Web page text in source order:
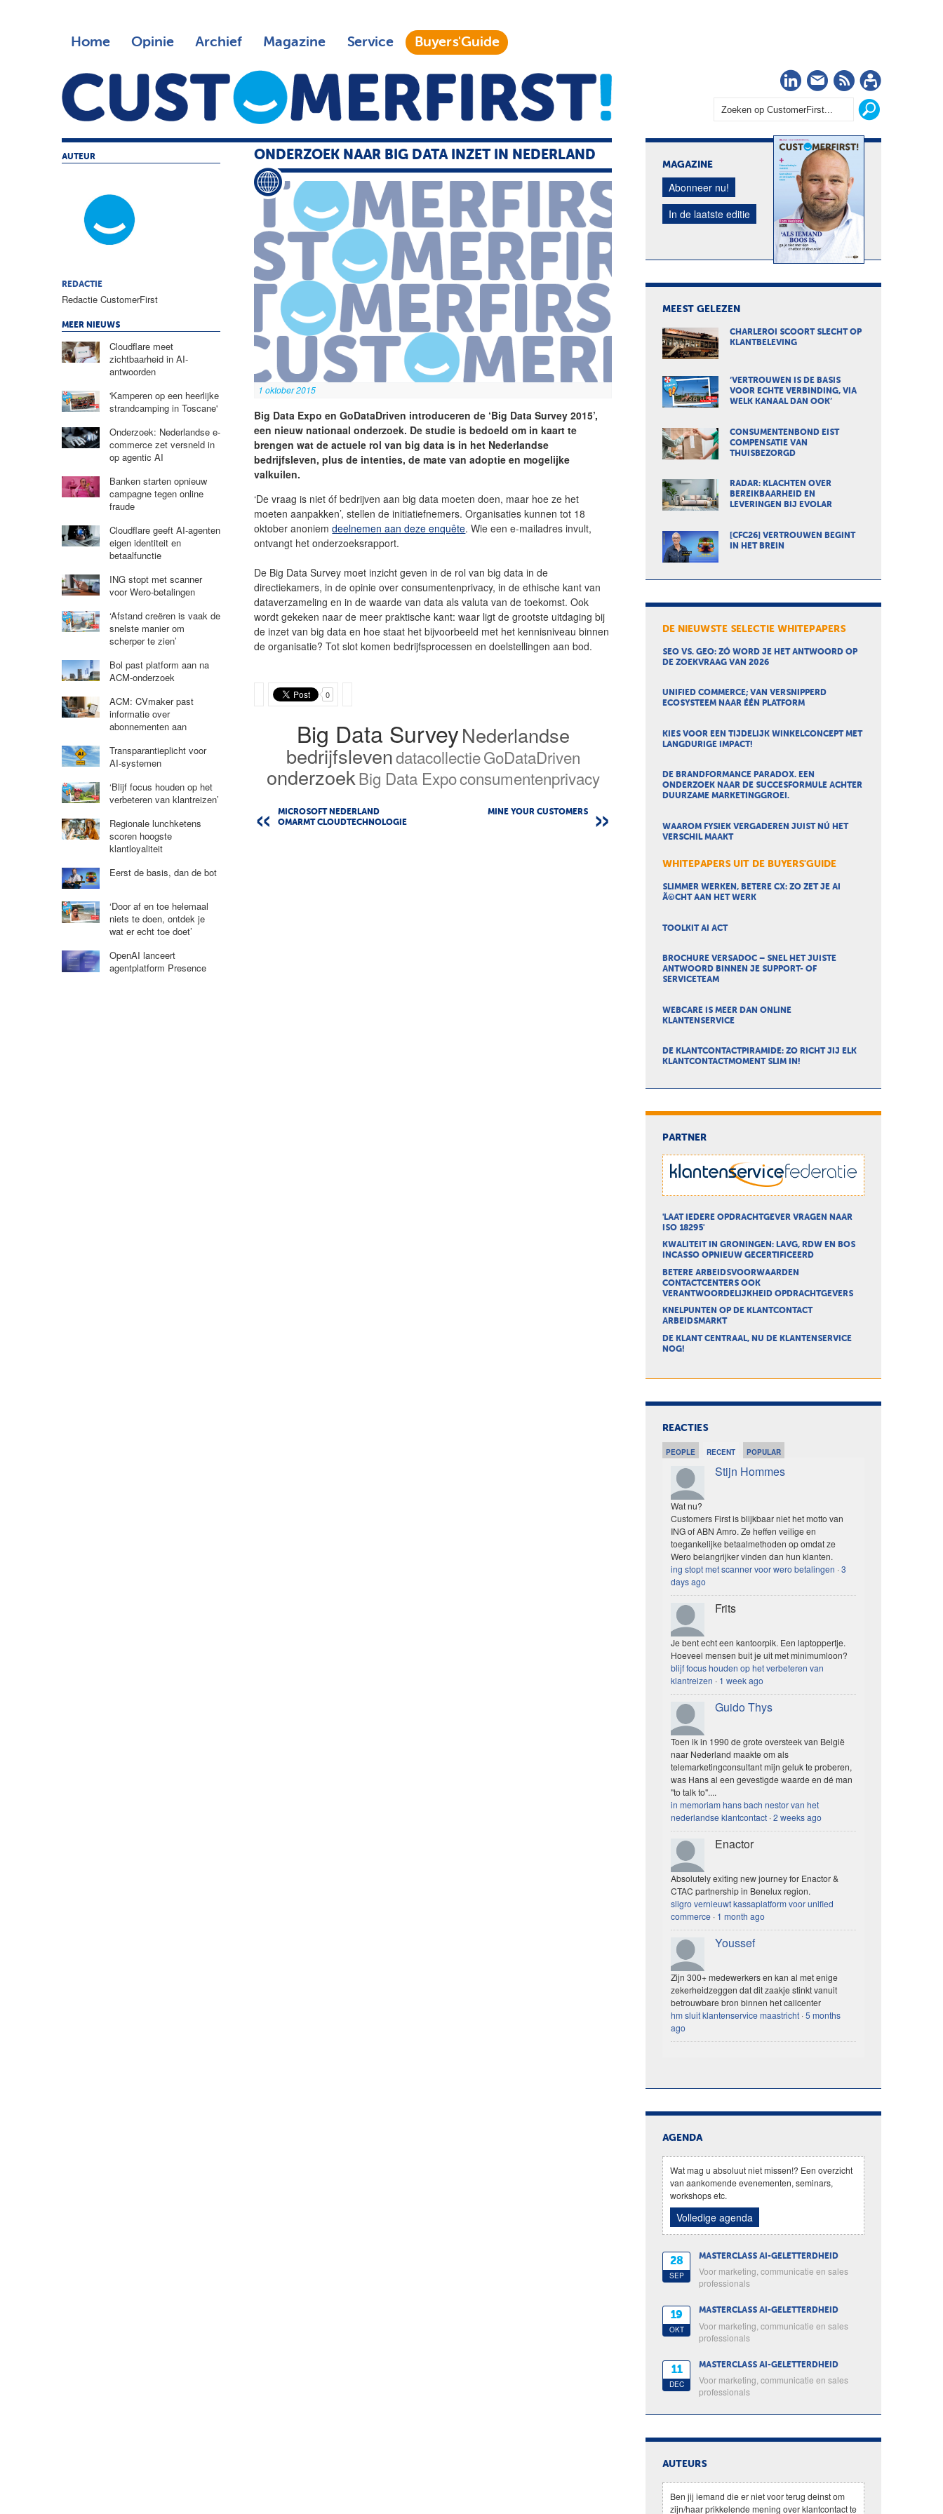
Home Opinie Archief Magazine Service Buyers'Guide
LinkedIn
Nieuwsbrief
RSS
ONDERZOEK NAAR BIG DATA INZET IN NEDERLAND
1 oktober 2015
Big Data Expo en GoDataDriven introduceren de ‘Big Data Survey 2015’,
een nieuw nationaal onderzoek. De studie is bedoeld om in kaart te
brengen wat de actuele rol van big data is in het Nederlandse
bedrijfsleven, plus de intenties, de mate van adoptie en mogelijke
valkuilen.
‘De vraag is niet óf bedrijven aan big data moeten doen, maar hoe ze het
moeten aanpakken’, stellen de initiatiefnemers. Organisaties kunnen tot 18
oktober anoniemdeelnemen aan deze enquête. Wie een e-mailadres invult,
ontvangt het onderzoeksrapport.
De Big Data Survey moet inzicht geven in de rol van big data in de
directiekamers, in de opinie over consumentenprivacy, in de ethische kant van
dataverzameling en in de waarde van data als valuta van de toekomst. Ook
wordt gekeken naar de meer praktische kant: waar ligt de grootste uitdaging bij
de inzet van big data en hoe staat het bijvoorbeeld met het kennisniveau binnen
de organisatie? Tot slot komen bedrijfsprocessen en doelstellingen aan bod.
0
Big Data SurveyNederlandse
bedrijfslevendatacollectieGoDataDriven
onderzoekBig Data Expoconsumentenprivacy
MICROSOFT NEDERLAND
OMARMT CLOUDTECHNOLOGIE
MINE YOUR CUSTOMERS
AUTEUR
REDACTIE
Redactie CustomerFirst
MEER NIEUWS
Cloudflare meet
zichtbaarheid in AI-
antwoorden
'Kamperen op een heerlijke
strandcamping in Toscane'
Onderzoek: Nederlandse e-
commerce zet versneld in
op agentic AI
Banken starten opnieuw
campagne tegen online
fraude
Cloudflare geeft AI-agenten
eigen identiteit en
betaalfunctie
ING stopt met scanner
voor Wero-betalingen
‘Afstand creëren is vaak de
snelste manier om
scherper te zien’
Bol past platform aan na
ACM-onderzoek
ACM: CVmaker past
informatie over
abonnementen aan
Transparantieplicht voor
AI-systemen
‘Blijf focus houden op het
verbeteren van klantreizen’
Regionale lunchketens
scoren hoogste
klantloyaliteit
Eerst de basis, dan de bot
‘Door af en toe helemaal
niets te doen, ontdek je
wat er echt toe doet’
OpenAI lanceert
agentplatform Presence
MAGAZINE
Abonneer nu!
In de laatste editie
MEEST GELEZEN
CHARLEROI SCOORT SLECHT OP
KLANTBELEVING
‘VERTROUWEN IS DE BASIS
VOOR ECHTE VERBINDING, VIA
WELK KANAAL DAN OOK’
CONSUMENTENBOND EIST
COMPENSATIE VAN
THUISBEZORGD
RADAR: KLACHTEN OVER
BEREIKBAARHEID EN
LEVERINGEN BIJ EVOLAR
[CFC26] VERTROUWEN BEGINT
IN HET BREIN
DE NIEUWSTE SELECTIE WHITEPAPERS
SEO VS. GEO: ZÓ WORD JE HET ANTWOORD OP
DE ZOEKVRAAG VAN 2026
UNIFIED COMMERCE; VAN VERSNIPPERD
ECOSYSTEEM NAAR ÉÉN PLATFORM
KIES VOOR EEN TIJDELIJK WINKELCONCEPT MET
LANGDURIGE IMPACT!
DE BRANDFORMANCE PARADOX. EEN
ONDERZOEK NAAR DE SUCCESFORMULE ACHTER
DUURZAME MARKETINGGROEI.
WAAROM FYSIEK VERGADEREN JUIST NÚ HET
VERSCHIL MAAKT
WHITEPAPERS UIT DE BUYERS'GUIDE
SLIMMER WERKEN, BETERE CX: ZO ZET JE AI
Ã©CHT AAN HET WERK
TOOLKIT AI ACT
BROCHURE VERSADOC – SNEL HET JUISTE
ANTWOORD BINNEN JE SUPPORT- OF
SERVICETEAM
WEBCARE IS MEER DAN ONLINE
KLANTENSERVICE
DE KLANTCONTACTPIRAMIDE: ZO RICHT JIJ ELK
KLANTCONTACTMOMENT SLIM IN!
PARTNER
'LAAT IEDERE OPDRACHTGEVER VRAGEN NAAR
ISO 18295'
KWALITEIT IN GRONINGEN: LAVG, RDW EN BOS
INCASSO OPNIEUW GECERTIFICEERD
BETERE ARBEIDSVOORWAARDEN
CONTACTCENTERS OOK
VERANTWOORDELIJKHEID OPDRACHTGEVERS
KNELPUNTEN OP DE KLANTCONTACT
ARBEIDSMARKT
DE KLANT CENTRAAL, NU DE KLANTENSERVICE
NOG!
REACTIES
PEOPLE RECENT POPULAR
Stijn Hommes
Wat nu?
Customers First is blijkbaar niet het motto van
ING of ABN Amro. Ze heffen veilige en
toegankelijke betaalmethoden op omdat ze
Wero belangrijker vinden dan hun klanten.
ing stopt met scanner voor wero betalingen ·3
days ago
Frits
Je bent echt een kantoorpik. Een laptoppertje.
Hoeveel mensen buit je uit met minimumloon?
blijf focus houden op het verbeteren van
klantreizen · 1 week ago
Guido Thys
Toen ik in 1990 de grote oversteek van België
naar Nederland maakte om als
telemarketingconsultant mijn geluk te proberen,
was Hans al een gevestigde waarde en dé man
"to talk to"....
in memoriam hans bach nestor van het
nederlandse klantcontact ·2 weeks ago
Enactor
Absolutely exiting new journey for Enactor &
CTAC partnership in Benelux region.
sligro vernieuwt kassaplatform voor unified
commerce · 1 month ago
Youssef
Zijn 300+ medewerkers en kan al met enige
zekerheidzeggen dat dit zaakje stinkt vanuit
betrouwbare bron binnen het callcenter
hm sluit klantenservice maastricht ·5 months
ago
AGENDA
Wat mag u absoluut niet missen!? Een overzicht
van aankomende evenementen, seminars,
workshops etc.
Volledige agenda
28
SEP
MASTERCLASS AI-GELETTERDHEID
Voor marketing, communicatie en sales
professionals
19
OKT
MASTERCLASS AI-GELETTERDHEID
Voor marketing, communicatie en sales
professionals
11
DEC
MASTERCLASS AI-GELETTERDHEID
Voor marketing, communicatie en sales
professionals
AUTEURS
Ben jij iemand die er niet voor terug deinst om
zijn/haar prikkelende mening over klantcontact te